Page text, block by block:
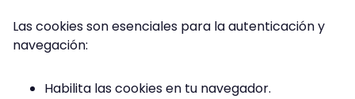
Las cookies son esenciales para la autenticación y
navegación:
Habilita las cookies en tu navegador.